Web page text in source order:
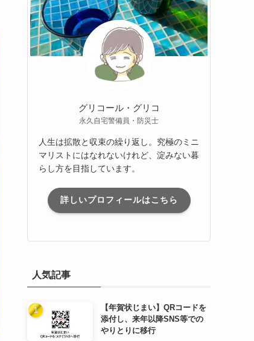
グリコール・グリコ
永久自宅警備員・防災士
人生は拡散と収束の繰り返し。究極のミニ
マリストにはなれないけれど、淀みない暮
らし方を目指しています。
詳しいプロフィールはこちら
人気記事
【年賀状じまい】QRコードを
添付し、来年以降SNS等での
やりとりに移行